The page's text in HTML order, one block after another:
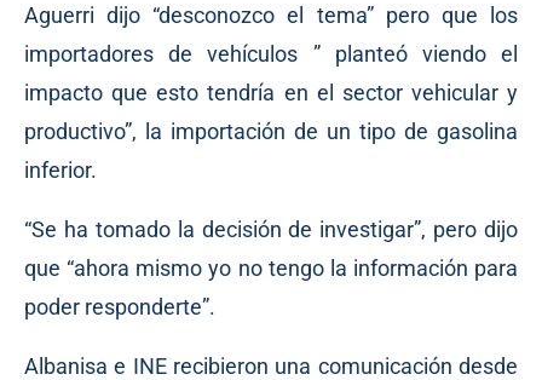
Aguerri dijo “desconozco el tema” pero que los
importadores de vehículos ” planteó viendo el
impacto que esto tendría en el sector vehicular y
productivo”, la importación de un tipo de gasolina
inferior.
“Se ha tomado la decisión de investigar”, pero dijo
que “ahora mismo yo no tengo la información para
poder responderte”.
Albanisa e INE recibieron una comunicación desde